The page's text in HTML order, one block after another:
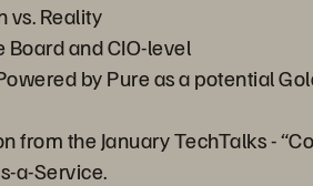
vs. Reality
Board and CIO-level
by Pure as a potential
from the January TechTalks -
a-Service.